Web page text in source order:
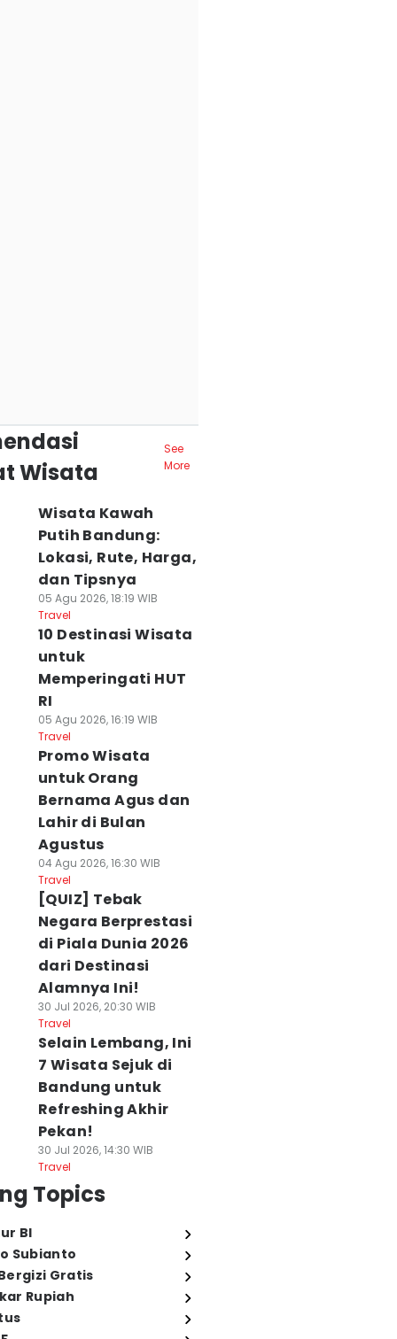
Wisata
See
More
Wisata Kawah
Putih Bandung:
Lokasi, Rute, Harga,
dan Tipsnya
05 Agu 2026, 18:19 WIB
Travel
10 Destinasi Wisata
untuk
Memperingati HUT
RI
05 Agu 2026, 16:19 WIB
Travel
Promo Wisata
untuk Orang
Bernama Agus dan
Lahir di Bulan
Agustus
04 Agu 2026, 16:30 WIB
Travel
[QUIZ] Tebak
Negara Berprestasi
di Piala Dunia 2026
dari Destinasi
Alamnya Ini!
30 Jul 2026, 20:30 WIB
Travel
Selain Lembang, Ini
7 Wisata Sejuk di
Bandung untuk
Refreshing Akhir
Pekan!
30 Jul 2026, 14:30 WIB
Travel
Topics
BI
Subianto
Gratis
Rupiah